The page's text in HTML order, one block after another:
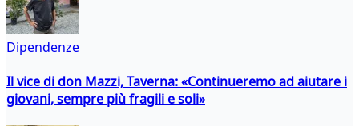
Dipendenze
Il vice di don Mazzi, Taverna: «Continueremo ad aiutare i
giovani, sempre più fragili e soli»